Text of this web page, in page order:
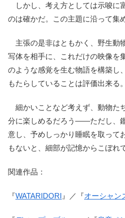
しかし、考え方としては示唆に
のは確かだ。この主題に沿って集
主張の是非はともかく、野生動
写体を相手に、これだけの映像を
のような感覚を生む物語を構築し
もたらしていることは評価出来る。
細かいことなど考えず、動物た
分に楽しめるだろう――ただし、
意し、予めしっかり睡眠を取って
もないと、細部が記憶からこぼれ
関連作品：
『WATARIDORI 』／『オーシャン